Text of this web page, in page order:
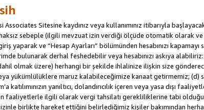
Associates Sitesine kaydınız veya kullanımınız itibarıyla
sebeple (ilgili mevzuat izin verdiği ölçüde otomatik olarak
yaparak ve “Hesap Ayarları” bölümünden hesabınızı
bulunarak derhal feshedebilir veya hesabınızı askıya
olmak üzere) herhangi bir şekilde ihlalinize ilişkin size
yükümlülüklere maruz kalabileceğimize kanaat getirmemiz; (d)
katılımınızın yanıltıcı, dolandırıcılık içeren veya yasa dışı
faaliyetlerle ilgili olarak vergi tahsilatı gerekliliklerine tabi
birlikte hareket ettiğini belirlediğimiz kişiler bakımından